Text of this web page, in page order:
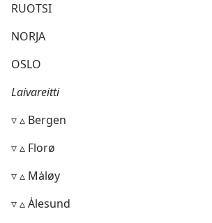
RUOTSI
NORJA
OSLO
Laivareitti
▿ ▵ Bergen
▿ ▵ Florø
▿ ▵ Mȧløy
▿ ▵ Ȧlesund